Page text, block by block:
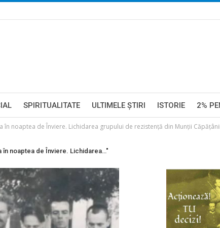
SPIRITUALITATE ULTIMELE ŞTIRI ISTORIE 2%
noaptea de Înviere. Lichidarea grupului de rezistenţă din Munţii
în noaptea de Înviere. Lichidarea…"